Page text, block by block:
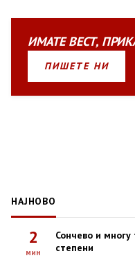
ИМАТЕВЕСТ,
ПИШЕТЕ НИ
НАЈНОВО
2
мин
Сончево и
степени